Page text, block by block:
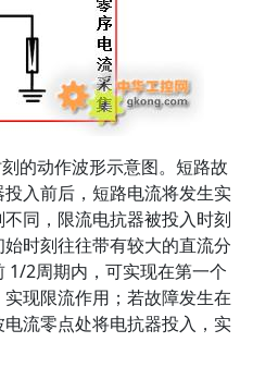
的动作波形示意图。短路故
入前后，短路电流将发生实
同，限流电抗器被投入时刻
时刻往往带有较大的直流分
1/2周期内，可实现在第一个
现限流作用；若故障发生在
流零点处将电抗器投入，实